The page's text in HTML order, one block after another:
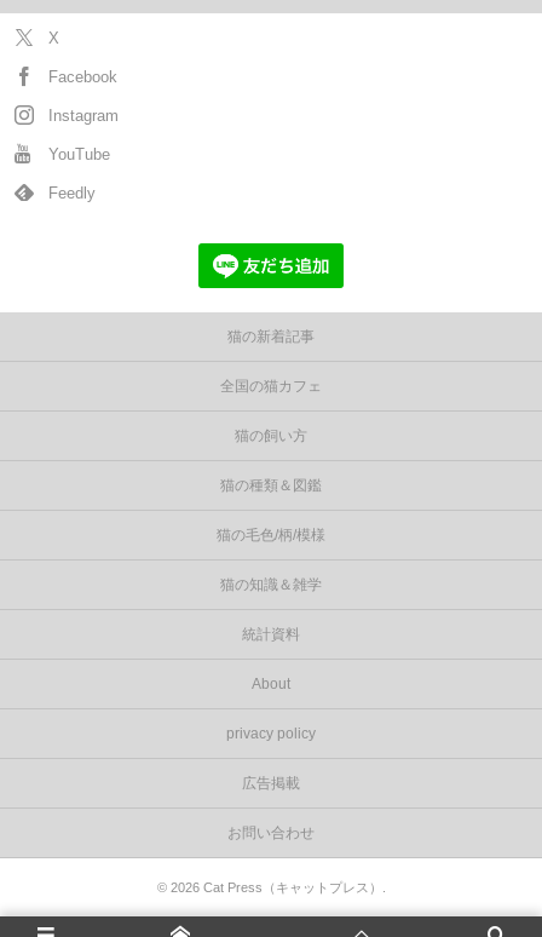
X
Facebook
Instagram
YouTube
Feedly
猫の新着記事
全国の猫カフェ
猫の飼い方
猫の種類＆図鑑
猫の毛色/柄/模様
猫の知識＆雑学
統計資料
About
privacy policy
広告掲載
お問い合わせ
© 2026 Cat Press（キャットプレス）